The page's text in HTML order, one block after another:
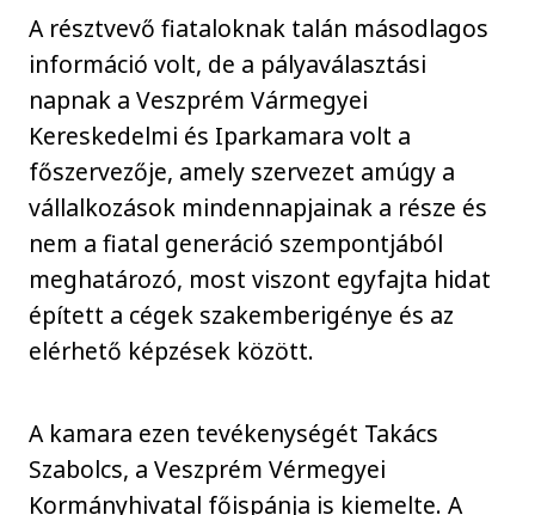
A résztvevő fiataloknak talán másodlagos
információ volt, de a pályaválasztási
napnak a Veszprém Vármegyei
Kereskedelmi és Iparkamara volt a
főszervezője, amely szervezet amúgy a
vállalkozások mindennapjainak a része és
nem a fiatal generáció szempontjából
meghatározó, most viszont egyfajta hidat
épített a cégek szakemberigénye és az
elérhető képzések között.
A kamara ezen tevékenységét Takács
Szabolcs, a Veszprém Vérmegyei
Kormányhivatal főispánja is kiemelte. A